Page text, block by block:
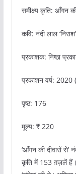
समीक्ष्य कृति: आँगन
कवि: नंदी लाल ‘निराश’
प्रकाशक: निष्ठा
प्रकाशन वर्ष:
पृष्ठ: 176
मूल्य: ₹ 220
‘आँगन की दीवारों से’
कृति में 153 ग़ज़लें हैं।